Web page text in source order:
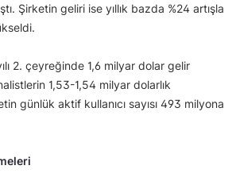
Şirketin geliri ise yıllık bazda %24 artışla
2. çeyreğinde 1,6 milyar dolar gelir
1,53-1,54 milyar dolarlık
günlük aktif kullanıcı sayısı 493 milyona